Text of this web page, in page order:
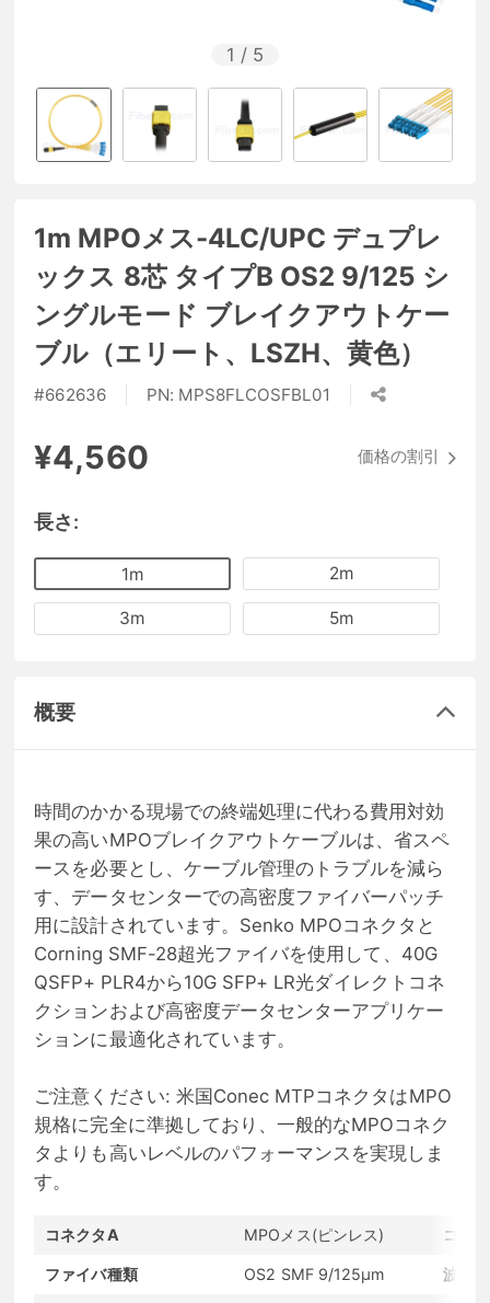
1 / 5
1m MPOメス-4LC/UPC デュプレ
ックス 8芯 タイプB OS2 9/125 シ
ングルモード ブレイクアウトケー
ブル（エリート、LSZH、黄色）
#662636 PN: MPS8FLCOSFBL01
¥4,560 価格の割引
長さ:
1m 2m
3m 5m
概要
時間のかかる現場での終端処理に代わる費用対効
果の高いMPOブレイクアウトケーブルは、省スペ
ースを必要とし、ケーブル管理のトラブルを減ら
す、データセンターでの高密度ファイバーパッチ
用に設計されています。Senko MPOコネクタと
Corning SMF-28超光ファイバを使用して、40G
QSFP+ PLR4から10G SFP+ LR光ダイレクトコネ
クションおよび高密度データセンターアプリケー
ションに最適化されています。
ご注意ください: 米国Conec MTPコネクタはMPO
規格に完全に準拠しており、一般的なMPOコネク
タよりも高いレベルのパフォーマンスを実現しま
す。
コネクタA MPOメス(ピンレス) コネ
ファイバ種類 OS2 SMF 9/125μm 波長